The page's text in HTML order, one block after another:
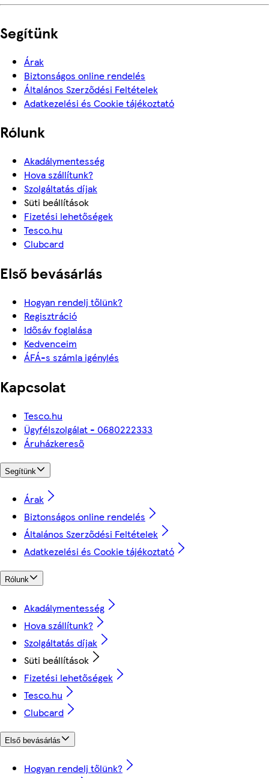
Segítünk
Árak
Biztonságos online rendelés
Általános Szerződési Feltételek
Adatkezelési és Cookie tájékoztató
Rólunk
Akadálymentesség
Hova szállítunk?
Szolgáltatás díjak
Süti beállítások
Fizetési lehetőségek
Tesco.hu
Clubcard
Első bevásárlás
Hogyan rendelj tőlünk?
Regisztráció
Idősáv foglalása
Kedvenceim
ÁFÁ-s számla igénylés
Kapcsolat
Tesco.hu
Ügyfélszolgálat - 0680222333
Áruházkereső
Segítünk
Árak
Biztonságos online rendelés
Általános Szerződési Feltételek
Adatkezelési és Cookie tájékoztató
Rólunk
Akadálymentesség
Hova szállítunk?
Szolgáltatás díjak
Süti beállítások
Fizetési lehetőségek
Tesco.hu
Clubcard
Első bevásárlás
Hogyan rendelj tőlünk?